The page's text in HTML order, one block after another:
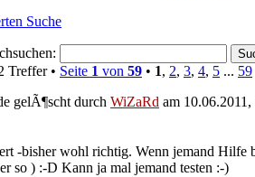
Suche
Treffer • Seite 1 von 59 • 1, 2, 3, 4, 5 ... 59
gelÃ¶scht durch WiZaRd am 10.06.2011,
-bisher wohl richtig. Wenn jemand
so ) :-D Kann ja mal jemand testen :-)